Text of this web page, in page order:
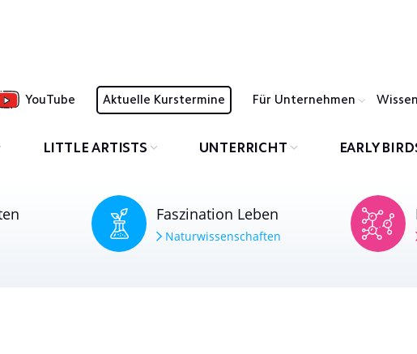
YouTube Aktuelle Kurstermine Für Unternehmen
LITTLE ARTISTS UNTERRICHT EARLY
Faszination Leben
Naturwissenschaften